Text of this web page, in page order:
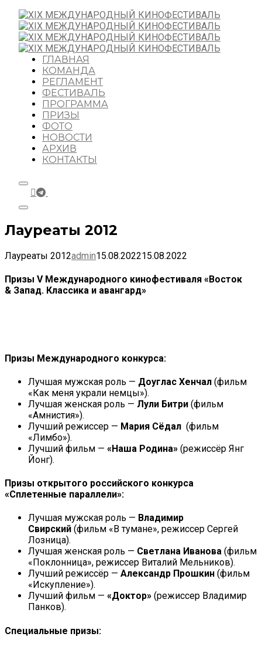
ГЛАВНАЯ
КОМАНДА
РЕГЛАМЕНТ
ФЕСТИВАЛЬ
ПРОГРАММА
ПРИЗЫ
ФОТО
НОВОСТИ
АРХИВ
КОНТАКТЫ
Лауреаты 2012
Лауреаты 2012admin15.08.202215.08.2022
Призы V Международного кинофестиваля «Восток
& Запад. Классика и авангард»
Призы Международного конкурса:
Лучшая мужская роль — Доуглас Хенчал (фильм
«Как меня украли немцы»).
Лучшая женская роль — Лули Битри (фильм
«Амнистия»).
Лучший режиссер — Мария Сёдал (фильм
«Лимбо»).
Лучший фильм — «Наша Родина» (режиссёр Янг
Йонг).
Призы открытого российского конкурса
«Сплетенные параллели»:
Лучшая мужская роль — Владимир
Свирский (фильм «В тумане», режиссер Сергей
Лозница).
Лучшая женская роль — Светлана Иванова (фильм
«Поклонница», режиссер Виталий Мельников).
Лучший режиссёр — Александр Прошкин (фильм
«Искупление»).
Лучший фильм — «Доктор» (режиссер Владимир
Панков).
Специальные призы: